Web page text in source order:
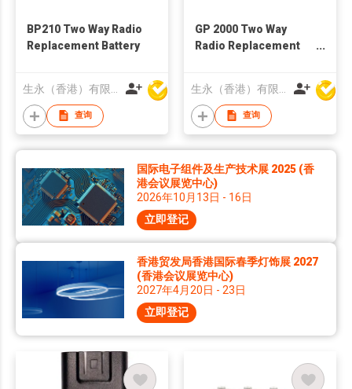
BP210 Two Way Radio
Replacement Battery
查询
GP 2000 Two Way
Radio Replacement
查询
国际电子组件及生产技术展 2025 (香
港会议展览中心)
2026年10月13日 - 16日
立即登记
香港贸发局香港国际春季灯饰展 2027
(香港会议展览中心)
2027年4月20日 - 23日
立即登记